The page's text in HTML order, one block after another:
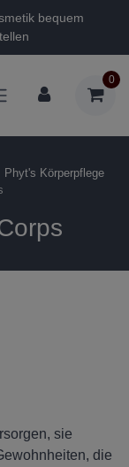
bequem
0
Phyt's Körperpflege
sie
die